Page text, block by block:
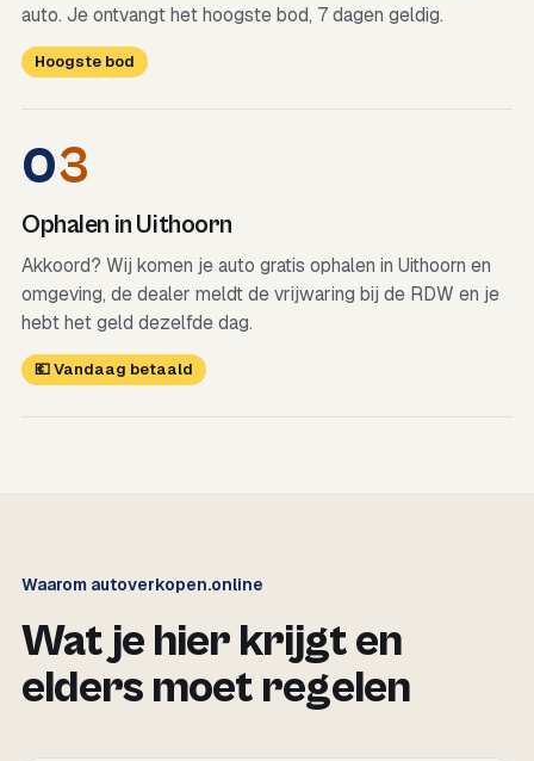
auto. Je ontvangt het hoogste bod, 7 dagen geldig.
Hoogste bod
03
Ophalen in Uithoorn
Akkoord? Wij komen je auto gratis ophalen in Uithoorn en
omgeving, de dealer meldt de vrijwaring bij de RDW en je
hebt het geld dezelfde dag.
💶 Vandaag betaald
Waarom autoverkopen.online
Wat je hier krijgt en
elders moet regelen